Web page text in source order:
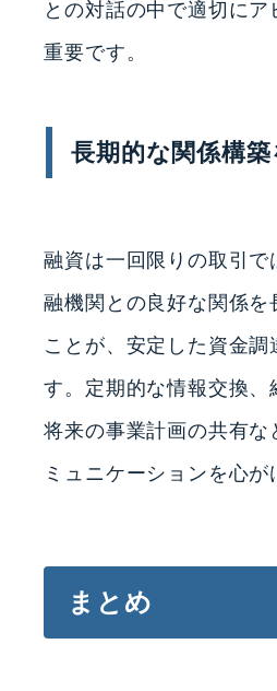
との対話の中で適切に
重要です。
長期的な関係構
融資は一回限りの取引で
融機関との良好な関係を
ことが、安定した資金調
す。定期的な情報交換、
将来の事業計画の共有な
ミュニケーションを心が
まとめ